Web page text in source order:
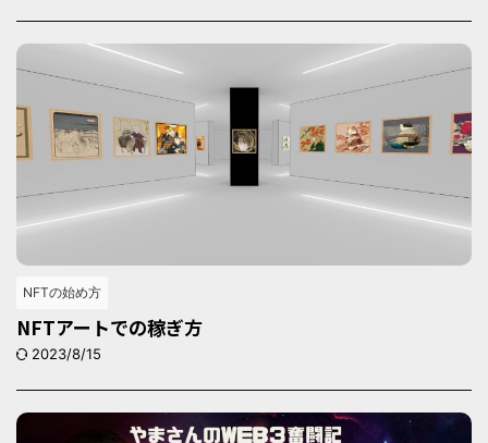
NFTの始め方
NFTアートでの稼ぎ方
2023/8/15